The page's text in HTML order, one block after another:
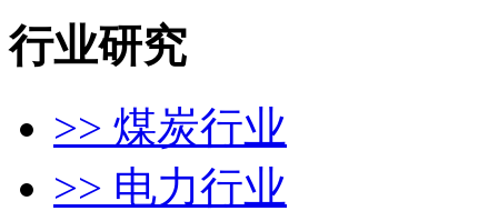
行业研究
>> 煤炭行业
>> 电力行业